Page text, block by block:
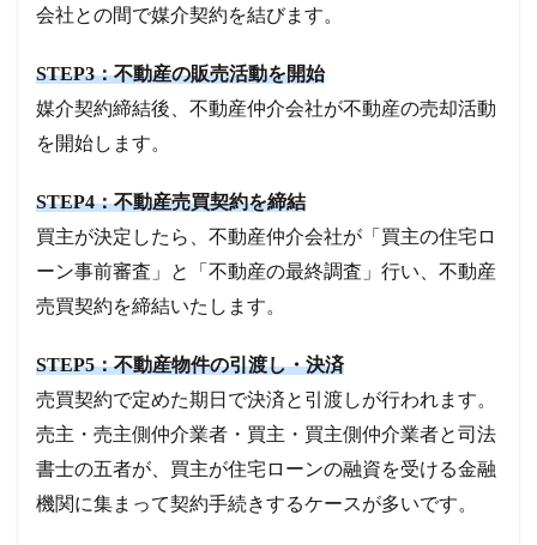
会社との間で媒介契約を結びます。
STEP3：不動産の販売活動を開始
媒介契約締結後、不動産仲介会社が不動産の売却活動
を開始します。
STEP4：不動産売買契約を締結
買主が決定したら、不動産仲介会社が「買主の住宅ロ
ーン事前審査」と「不動産の最終調査」行い、不動産
売買契約を締結いたします。
STEP5：不動産物件の引渡し・決済
売買契約で定めた期日で決済と引渡しが行われます。
売主・売主側仲介業者・買主・買主側仲介業者と司法
書士の五者が、買主が住宅ローンの融資を受ける金融
機関に集まって契約手続きするケースが多いです。